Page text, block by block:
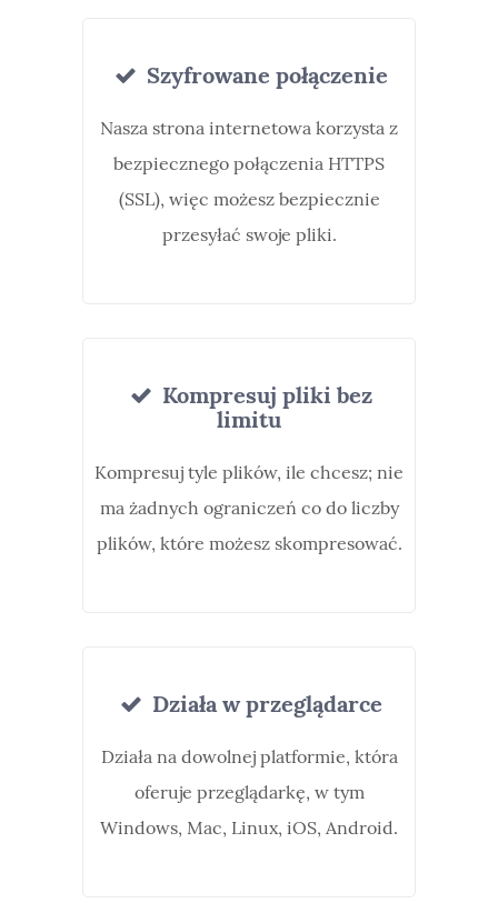
Szyfrowane połączenie
Nasza strona internetowa korzysta z
bezpiecznego połączenia HTTPS
(SSL), więc możesz bezpiecznie
przesyłać swoje pliki.
Kompresuj pliki bez
limitu
Kompresuj tyle plików, ile chcesz; nie
ma żadnych ograniczeń co do liczby
plików, które możesz skompresować.
Działa w przeglądarce
Działa na dowolnej platformie, która
oferuje przeglądarkę, w tym
Windows, Mac, Linux, iOS, Android.